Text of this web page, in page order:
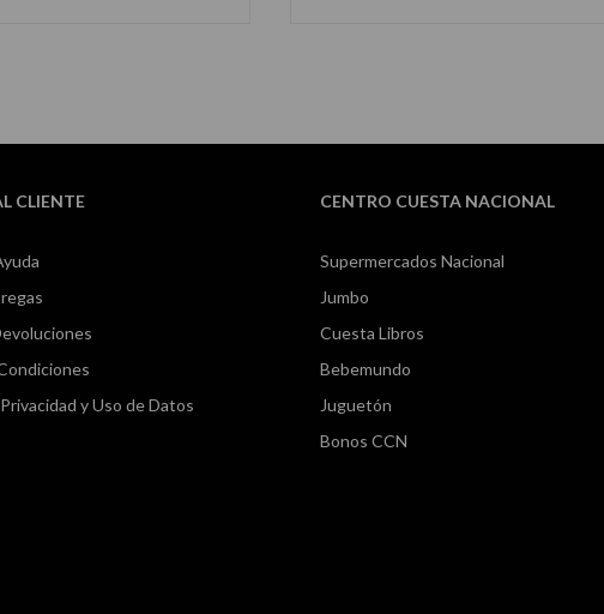
CLIENTE
y Uso de Datos
CENTRO CUESTA NACIONAL
Supermercados Nacional
Jumbo
Cuesta Libros
Bebemundo
Juguetón
Bonos CCN